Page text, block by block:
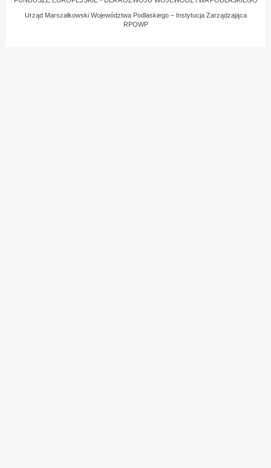
Urząd Marszałkowski Województwa Podlaskiego – Instytucja Zarządzająca
RPOWP